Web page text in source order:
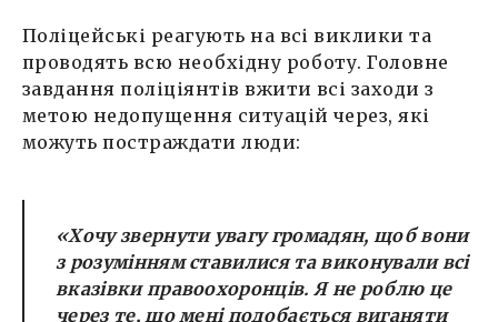
Поліцейські реагують на всі виклики та
проводять всю необхідну роботу. Головне
завдання поліціянтів вжити всі заходи з
метою недопущення ситуацій через, які
можуть постраждати люди:
«Хочу звернути увагу громадян, щоб вони
з розумінням ставилися та виконували всі
вказівки правоохоронців. Я не роблю це
через те, що мені подобається виганяти